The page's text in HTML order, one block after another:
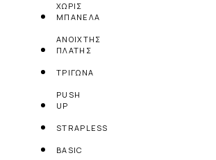
ΧΩΡΙΣ
ΜΠΑΝΕΛΑ
ΑΝΟΙΧΤΗΣ
ΠΛΑΤΗΣ
ΤΡΙΓΩΝΑ
PUSH
UP
STRAPLESS
BASIC